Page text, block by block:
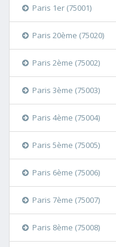
Paris 1er (75001)
Paris 20ème (75020)
Paris 2ème (75002)
Paris 3ème (75003)
Paris 4ème (75004)
Paris 5ème (75005)
Paris 6ème (75006)
Paris 7ème (75007)
Paris 8ème (75008)